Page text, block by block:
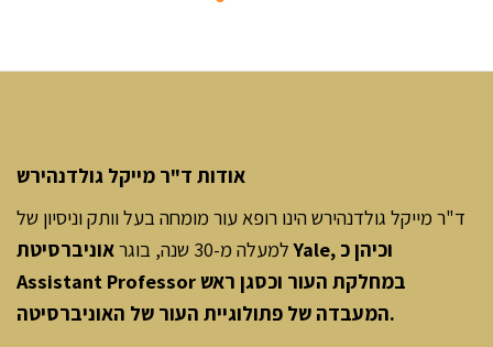
אודות ד"ר מייקל גולדנהירש
ד"ר מייקל גולדנהירש הינו רופא עור מומחה בעל וותק וניסיון של
למעלה מ-30 שנה, בוגר
אוניברסיטת Yale, וכיהן כ
Assistant Professor במחלקת העור וכסגן ראש
המעבדה של פתולוגיית העור של האוניברסיטה.